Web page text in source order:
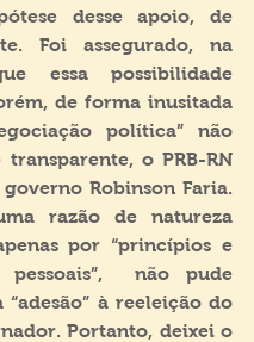
desse apoio, de
Foi assegurado, na
essa possibilidade
de forma inusitada
política” não
o PRB-RN
Robinson Faria.
razão de natureza
por “princípios e
pessoais”,  não pude
“adesão” à reeleição do
Portanto, deixei o